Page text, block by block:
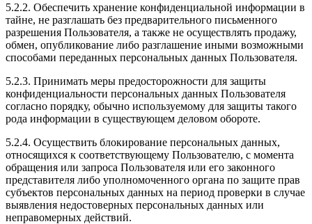
5.2.2. Обеспечить хранение конфиденциальной информации в
тайне, не разглашать без предварительного письменного
разрешения Пользователя, а также не осуществлять продажу,
обмен, опубликование либо разглашение иными возможными
способами переданных персональных данных Пользователя.
5.2.3. Принимать меры предосторожности для защиты
конфиденциальности персональных данных Пользователя
согласно порядку, обычно используемому для защиты такого
рода информации в существующем деловом обороте.
5.2.4. Осуществить блокирование персональных данных,
относящихся к соответствующему Пользователю, с момента
обращения или запроса Пользователя или его законного
представителя либо уполномоченного органа по защите прав
субъектов персональных данных на период проверки в случае
выявления недостоверных персональных данных или
неправомерных действий.